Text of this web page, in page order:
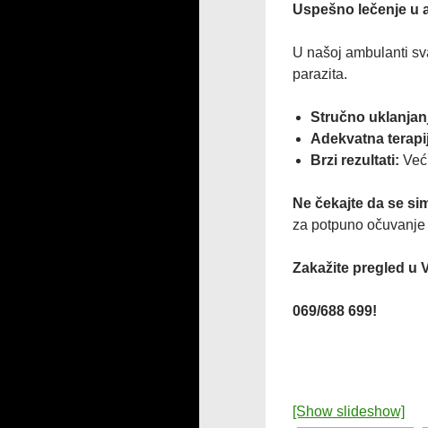
Uspešno lečenje u
U našoj ambulanti
parazita.
Stručno
Adekvatna
Brzi rezultati:
Ne čekajte da se
za potpuno očuvanje
Zakažite pregled u
‍069/688 699!
[Show slideshow]